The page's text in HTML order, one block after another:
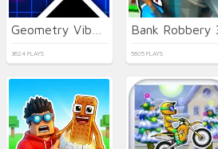
3624 PLAYS
Bank Robbery
5605 PLAYS